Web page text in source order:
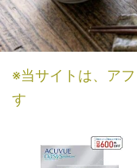
※当サイトは、ア
す